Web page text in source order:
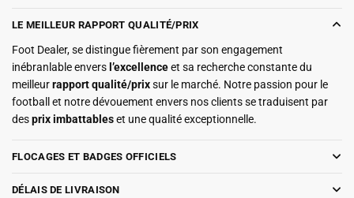
LE MEILLEUR RAPPORT QUALITÉ/PRIX
Foot Dealer, se distingue fièrement par son engagement
inébranlable envers l’excellenceet sa recherche constante du
meilleurrapport qualité/prixsur le marché. Notre passion pour le
football et notre dévouement envers nos clients se traduisent par
desprix imbattableset une qualité exceptionnelle.
FLOCAGES ET BADGES OFFICIELS
DÉLAIS DE LIVRAISON